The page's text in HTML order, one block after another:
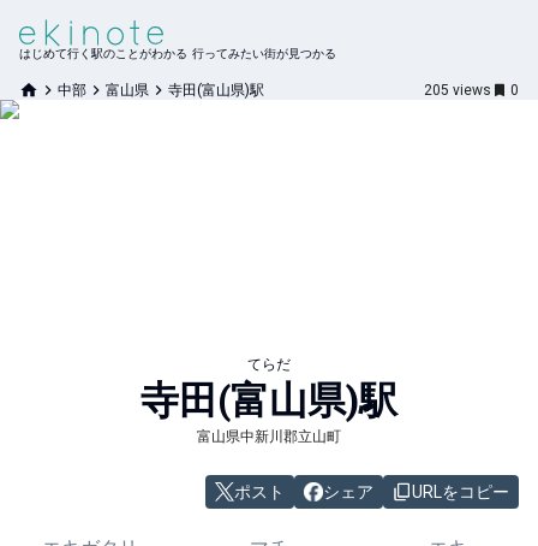
はじめて行く駅のことがわかる 行ってみたい街が見つかる
中部 富山県 寺田(富山県)駅 205 views 0
てらだ
寺田(富山県)駅
富山県中新川郡立山町
ポスト シェア URLをコピー